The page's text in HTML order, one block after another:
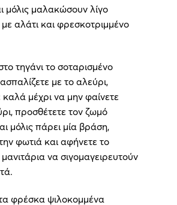
μόλις μαλακώσουν λίγο
αλάτι και φρεσκοτριμμένο
τηγάνι το σοταρισμένο
με το αλεύρι,
μέχρι να μην φαίνετε
προσθέτετε τον ζωμό
μόλις πάρει μία βράση,
φωτιά και αφήνετε το
να σιγομαγειρευτούν
φρέσκα ψιλοκομμένα